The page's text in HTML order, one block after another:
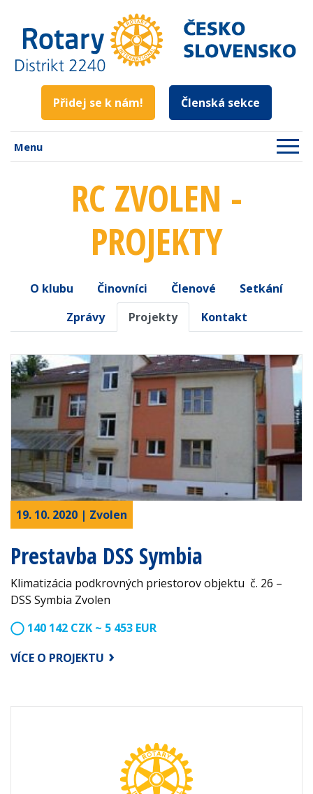
Přidej se k nám! Členská sekce
Menu
RC ZVOLEN -
PROJEKTY
O klubu Činovníci Členové
Setkání
Zprávy
Projekty Kontakt
19. 10. 2020 | Zvolen
Prestavba DSS Symbia
Klimatizácia podkrovných priestorov objektu č. 26 –
DSS Symbia Zvolen
140 142 CZK ~ 5 453 EUR
VÍCE O PROJEKTU